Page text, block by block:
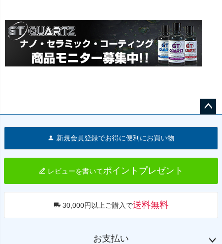
へ
新規会員登録でお得に便利にお買い物
レビューを書いてポイントプレゼント
30,000円以上ご購入で送料無料
お支払い